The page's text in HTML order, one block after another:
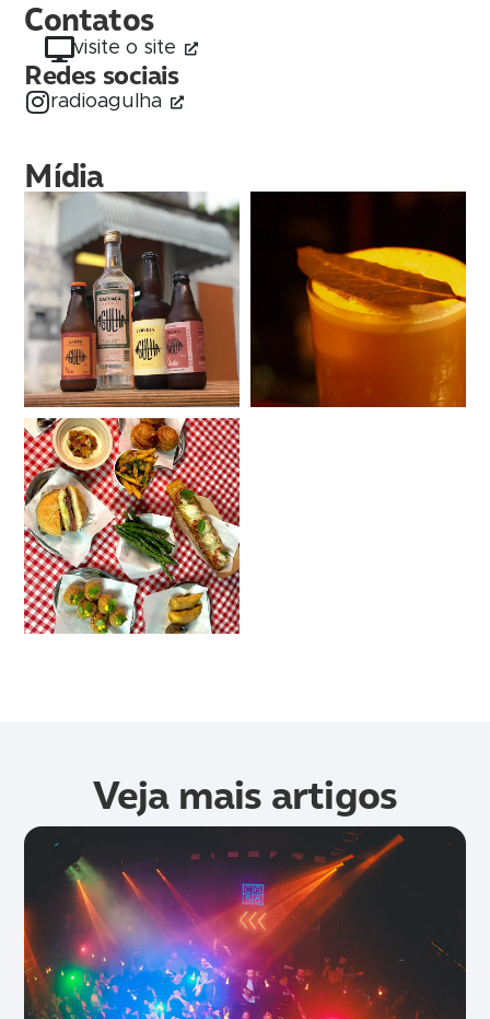
Contatos
visite o site
Redes sociais
radioagulha
Mídia
Veja mais artigos